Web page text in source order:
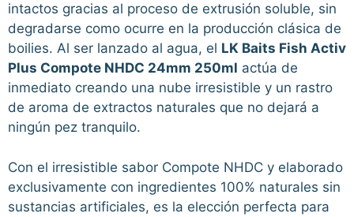
intactos gracias al proceso de extrusión soluble, sin
degradarse como ocurre en la producción clásica de
boilies. Al ser lanzado al agua, el LK Baits Fish Activ
Plus Compote NHDC 24mm 250ml actúa de
inmediato creando una nube irresistible y un rastro
de aroma de extractos naturales que no dejará a
ningún pez tranquilo.
Con el irresistible sabor Compote NHDC y elaborado
exclusivamente con ingredientes 100% naturales sin
sustancias artificiales, es la elección perfecta para